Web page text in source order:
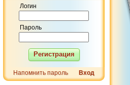
Логин
Пароль
Регистрация
Напомнить пароль Вход